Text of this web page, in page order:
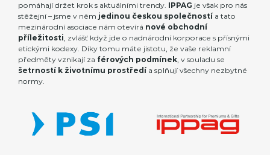
pomáhají držet krok s aktuálními trendy. IPPAG je však pro nás
stěžejní – jsme v něm jedinou českou společnostía tato
mezinárodní asociace nám otevírá nové obchodní
příležitosti, zvlášť když jde o nadnárodní korporace s přísnými
etickými kodexy. Díky tomu máte jistotu, že vaše reklamní
předměty vznikají za férových podmínek, v souladu se
šetrností k životnímu prostředía splňují všechny nezbytné
normy.